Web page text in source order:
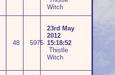
Witch
48 5975
23rd May
2012
15:18:52
Thistle
Witch